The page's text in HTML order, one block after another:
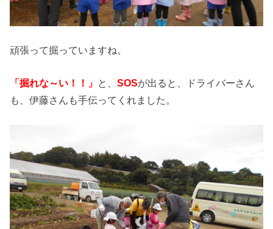
頑張って掘っていますね。
「掘れな～い！！」 と、SOSが出ると、ドライバーさん
も、伊藤さんも手伝ってくれました。